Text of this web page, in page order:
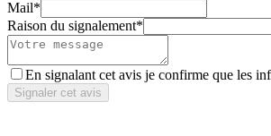
Mail*
Raison du signalement*
En signalant cet avis je confirme que les
Signaler cet avis